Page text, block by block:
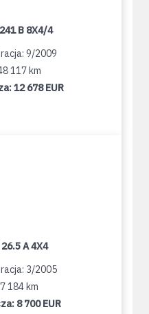
B 8X4/4
9/2009
117 km
12 678 EUR
A 4X4
3/2005
184 km
8 700 EUR